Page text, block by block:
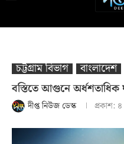
চট্টগ্রাম বিভাগ বাংলাদেশ
বস্তিতে আগুনে
দীপ্ত নিউজ ডেস্ক প্রকাশ: